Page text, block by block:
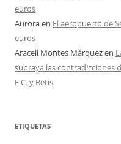
euros
Auroraen El aeropuerto de
euros
Araceli Montes Márquezen
subraya las contradicciones
F.C. y Betis
ETIQUETAS